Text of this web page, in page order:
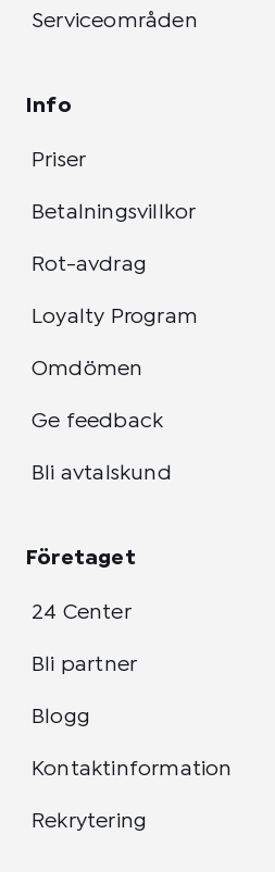
Serviceområden
Info
Priser
Betalningsvillkor
Rot-avdrag
Loyalty Program
Omdömen
Ge feedback
Bli avtalskund
Företaget
24 Center
Bli partner
Blogg
Kontaktinformation
Rekrytering